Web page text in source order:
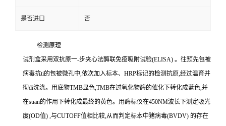
是否进口 否
检测原理
试剂盒采用双抗原一-步夹心法酶联免疫吸附试验(ELISA) 。往预先包被
病毒抗ti的包被微孔中,依次加入标本、 HRP标记的检测抗原,经过温育并
彻di洗涤。用底物TMB显色,TMB在过氧化物酶的催化下转化成蓝色,并
在suan的作用下转化成最终的黄色。用酶标仪在450NM波长下测定吸光
度(OD值) ,与CUTOFF值相比较,从而判定标本中猪病毒(BVDV) 的存在